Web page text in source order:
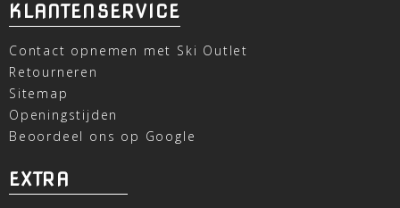
KLANTENSERVICE
Contact opnemen met Ski Outlet
Retourneren
Sitemap
Openingstijden
Beoordeel ons op Google
EXTRA